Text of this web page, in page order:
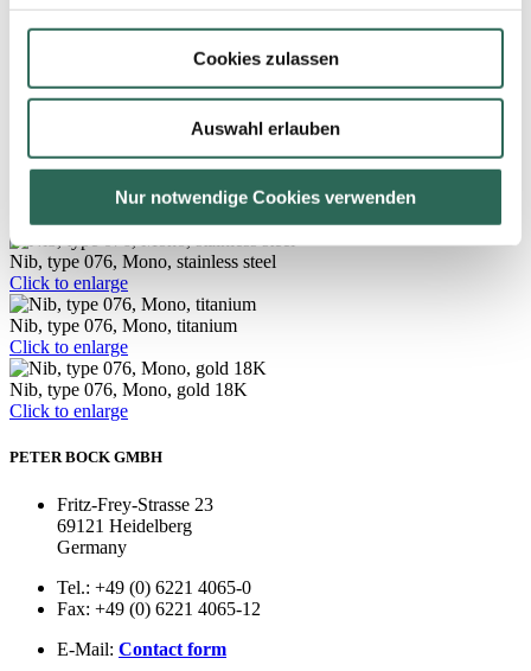
Cookies zulassen
Auswahl erlauben
Nur notwendige Cookies verwenden
Shoulder width:
8.0 – 8.4 mm *
Iridium and calligraphy nib
point sizes:
palladium and stainless steel
widths:
The dimensions specified here are guidelines
Nib, type 076, Mono, stainless steel
Click to enlarge
Nib, type 076, Mono, titanium
Click to enlarge
Nib, type 076, Mono, gold 18K
Click to enlarge
PETER BOCK GMBH
Fritz-Frey-Strasse 23
69121 Heidelberg
Germany
Tel.: +49 (0) 6221 4065-0
Fax: +49 (0) 6221 4065-12
E-Mail: Contact form